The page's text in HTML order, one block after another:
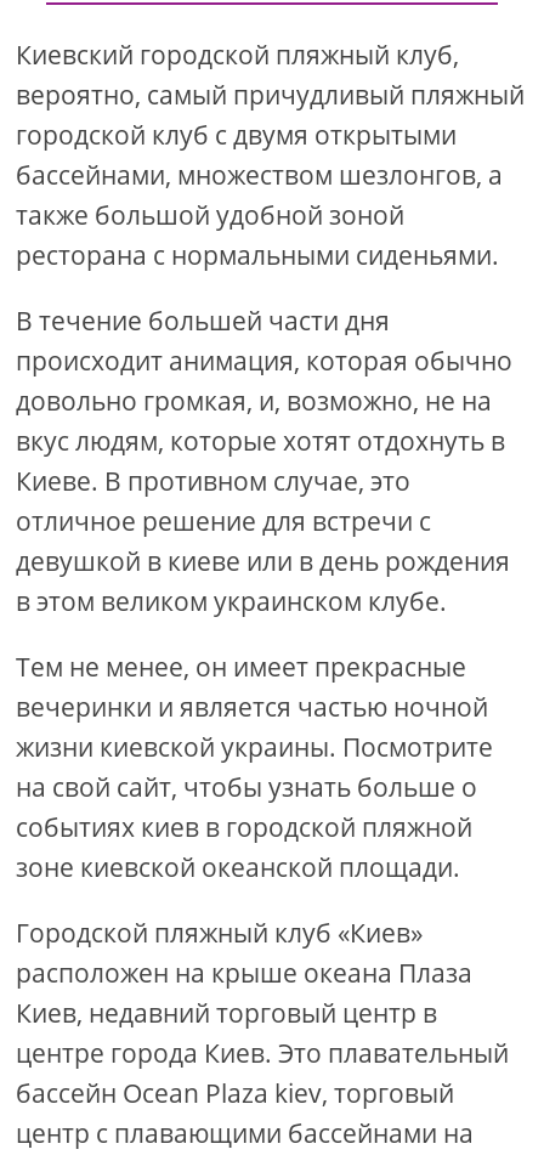
Киевский городской пляжный клуб,
вероятно, самый причудливый пляжный
городской клуб с двумя открытыми
бассейнами, множеством шезлонгов, а
также большой удобной зоной
ресторана с нормальными сиденьями.
В течение большей части дня
происходит анимация, которая обычно
довольно громкая, и, возможно, не на
вкус людям, которые хотят отдохнуть в
Киеве. В противном случае, это
отличное решение для встречи с
девушкой в ​​киеве или в день рождения
в этом великом украинском клубе.
Тем не менее, он имеет прекрасные
вечеринки и является частью ночной
жизни киевской украины. Посмотрите
на свой сайт, чтобы узнать больше о
событиях киев в городской пляжной
зоне киевской океанской площади.
Городской пляжный клуб «Киев»
расположен на крыше океана Плаза
Киев, недавний торговый центр в
центре города Киев. Это плавательный
бассейн Ocean Plaza kiev, торговый
центр с плавающими бассейнами на